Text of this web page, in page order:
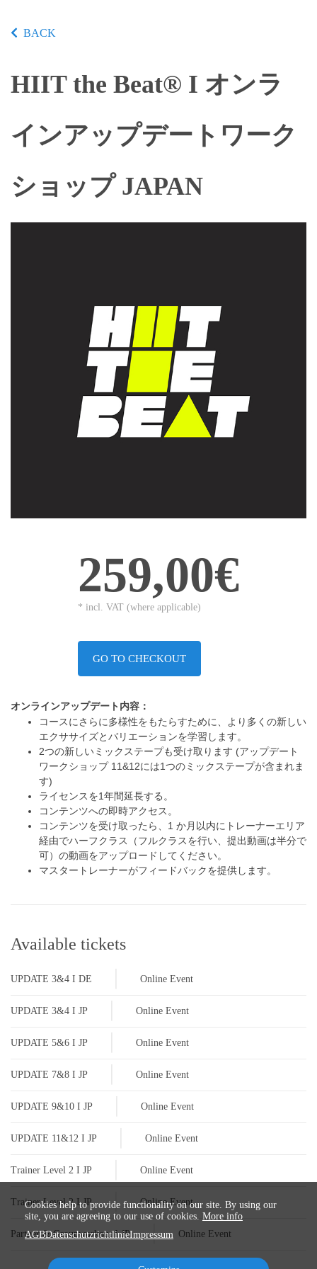
BACK
HIIT the Beat® I オンラ
インアップデートワーク
ショップ JAPAN
259,00€
* incl. VAT (where applicable)
GO TO CHECKOUT
オンラインアップデート内容：
コースにさらに多様性をもたらすために、より多くの新しい
エクササイズとバリエーションを学習します。
2つの新しいミックステープも受け取ります (アップデート
ワークショップ 11&12には1つのミックステープが含まれま
す)
ライセンスを1年間延長する。
コンテンツへの即時アクセス。
コンテンツを受け取ったら、1 か月以内にトレーナーエリア
経由でハーフクラス（フルクラスを行い、提出動画は半分で
可）の動画をアップロードしてください。
マスタートレーナーがフィードバックを提供します。
Available tickets
UPDATE 3&4 I DE Online Event
UPDATE 3&4 I JP Online Event
UPDATE 5&6 I JP Online Event
UPDATE 7&8 I JP Online Event
UPDATE 9&10 I JP Online Event
UPDATE 11&12 I JP Online Event
Trainer Level 2 I JP Online Event
Trainer Level 2 I JP | Online Event
Partner & Groupworkout I JP | Online Event
Cookies help to provide functionality on our site. By using our
site, you are agreeing to our use of cookies. More info
AGBDatenschutzrichtlinieImpressum